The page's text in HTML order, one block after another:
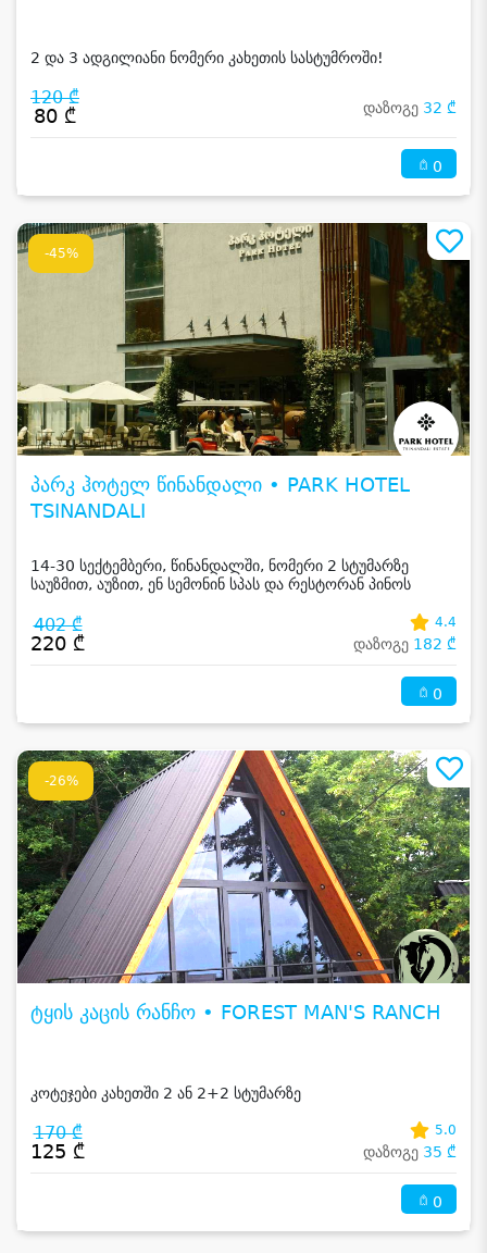
2 და 3 ადგილიანი ნომერი კახეთის სასტუმროში!
120 ₾
80 ₾ დაზოგე 32 ₾
0
-45%
პარკ ჰოტელ წინანდალი • PARK HOTEL
TSINANDALI
14-30 სექტემბერი, წინანდალში, ნომერი 2 სტუმარზე
საუზმით, აუზით, ენ სემონინ სპას და რესტორან პინოს
402 ₾
220 ₾
4.4
დაზოგე 182 ₾
0
-26%
ტყის კაცის რანჩო • FOREST MAN'S RANCH
კოტეჯები კახეთში 2 ან 2+2 სტუმარზე
170 ₾
125 ₾
5.0
დაზოგე 35 ₾
0